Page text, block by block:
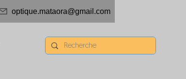
optique.mataora@gmail.com